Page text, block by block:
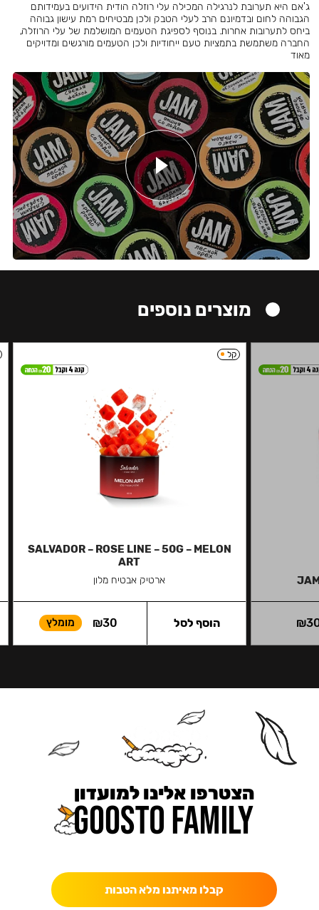
ג'אם היא תערובת לנרגילה המכילה עלי רוזלה הודית הידועים בעמידותם
הגבוהה לחום ובדמיונם הרב לעלי הטבק ולכן מבטיחים רמת עישון גבוהה
ביחס לתערובות אחרות. בנוסף לספיגת הטעמים המושלמת של עלי הרוזלה,
החברה משתמשת בתמציות טעם ייחודיות ולכן הטעמים מורגשים ומדויקים
מאוד
מוצרים נוספים
₪
קל
SALVADOR – ROSE LINE – 50G – MELON
ART
ארטיק אבטיח מלון
₪30 מומלץ הוסף לסל
הצטרפו אלינו למועדון
קבלו מאיתנו מלא הטבות